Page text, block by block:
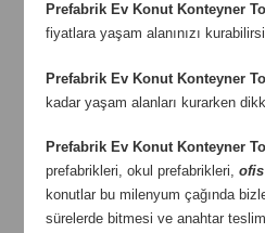
Prefabrik Ev Konut Konteyner
fiyatlara yaşam alanınızı
Prefabrik Ev Konut Konteyner
kadar yaşam alanları kurarken
Prefabrik Ev Konut Konteyner
prefabrikleri, okul prefabrikleri,
konutlar bu milenyum çağında
sürelerde bitmesi ve anahtar